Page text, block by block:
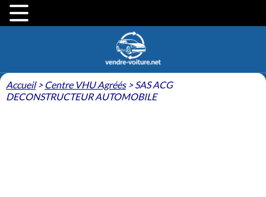
Accueil> Centre VHU Agréés>SAS ACG
DECONSTRUCTEUR AUTOMOBILE